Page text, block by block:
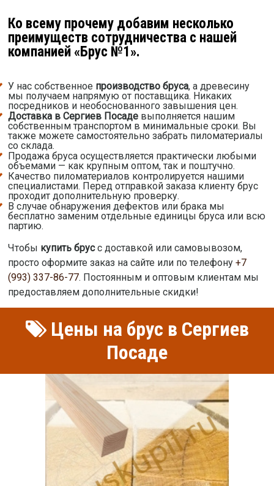
Ко всему прочему добавим несколько
преимуществ сотрудничества с нашей
компанией «Брус №1».
У нас собственное производство бруса, а древесину
мы получаем напрямую от поставщика. Никаких
посредников и необоснованного завышения цен.
Доставка в Сергиев Посадевыполняется нашим
собственным транспортом в минимальные сроки. Вы
также можете самостоятельно забрать пиломатериалы
со склада.
Продажа бруса осуществляется практически любыми
объемами — как крупным оптом, так и поштучно.
Качество пиломатериалов контролируется нашими
специалистами. Перед отправкой заказа клиенту брус
проходит дополнительную проверку.
В случае обнаружения дефектов или брака мы
бесплатно заменим отдельные единицы бруса или всю
партию.
Чтобы купить брусс доставкой или самовывозом,
просто оформите заказ на сайте или по телефону +7
(993) 337-86-77. Постоянным и оптовым клиентам мы
предоставляем дополнительные скидки!
Цены на брус в Сергиев
Посаде